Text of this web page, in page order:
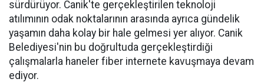
sürdürüyor. Canik'te gerçekleştirilen teknoloji
atılımının odak noktalarının arasında ayrıca gündelik
yaşamın daha kolay bir hale gelmesi yer alıyor. Canik
Belediyesi'nin bu doğrultuda gerçekleştirdiği
çalışmalarla haneler fiber internete kavuşmaya devam
ediyor.